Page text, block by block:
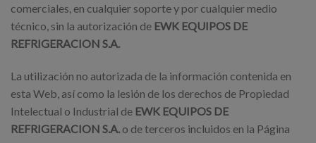
comerciales, en cualquier soporte y por cualquier medio
técnico, sin la autorización de EWK EQUIPOS DE
REFRIGERACION S.A.
La utilización no autorizada de la información contenida en
esta Web, así como la lesión de los derechos de Propiedad
Intelectual o Industrial de EWK EQUIPOS DE
REFRIGERACION S.A. o de terceros incluidos en la Página